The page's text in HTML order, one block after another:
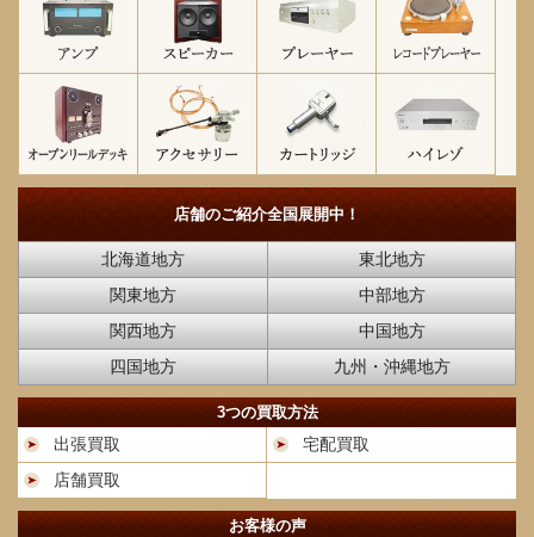
店舗のご紹介全国展開中！
北海道地方
東北地方
関東地方
中部地方
関西地方
中国地方
四国地方
九州・沖縄地方
3つの買取方法
出張買取
宅配買取
店舗買取
お客様の声